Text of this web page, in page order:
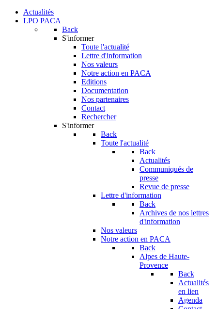
Actualités
LPO PACA
Back
S'informer
Toute l'actualité
Lettre d'information
Nos valeurs
Notre action en PACA
Editions
Documentation
Nos partenaires
Contact
Rechercher
S'informer
Back
Toute l'actualité
Back
Actualités
Communiqués de
presse
Revue de presse
Lettre d'information
Back
Archives de nos lettres
d'information
Nos valeurs
Notre action en PACA
Back
Alpes de Haute-
Provence
Back
Actualités
en lien
Agenda